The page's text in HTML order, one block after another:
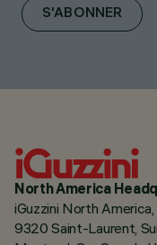
S'ABONNER
North America
iGuzzini North
9320 Saint-Laurent,